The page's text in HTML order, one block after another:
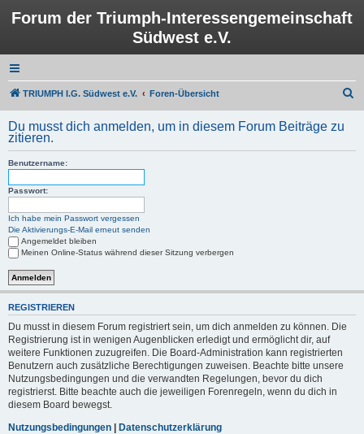
Forum der Triumph-Interessengemeinschaft
Südwest e.V.
TRIUMPH I.G. Südwest e.V. Foren-Übersicht
u
h
Du musst dich anmelden, um in diesem Forum Beiträge zu
zitieren.
Benutzername:
Passwort:
Ich habe mein Passwort vergessen
Die Aktivierungs-E-Mail erneut senden
Angemeldet bleiben
Meinen Online-Status während dieser Sitzung verbergen
REGISTRIEREN
Du musst in diesem Forum registriert sein, um dich anmelden zu können. Die
Registrierung ist in wenigen Augenblicken erledigt und ermöglicht dir, auf
weitere Funktionen zuzugreifen. Die Board-Administration kann registrierten
Benutzern auch zusätzliche Berechtigungen zuweisen. Beachte bitte unsere
Nutzungsbedingungen und die verwandten Regelungen, bevor du dich
registrierst. Bitte beachte auch die jeweiligen Forenregeln, wenn du dich in
diesem Board bewegst.
Nutzungsbedingungen | Datenschutzerklärung